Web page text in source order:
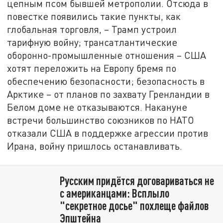
цепным псом бывшей метрополии. Отсюда в
повестке появились такие пункты, как
глобальная торговля, – Трамп устроил
тарифную войну; трансатлантические
оборонно-промышленные отношения – США
хотят переложить на Европу бремя по
обеспечению безопасности; безопасность в
Арктике – от планов по захвату Гренландии в
Белом доме не отказываются. Накануне
встречи большинство союзников по НАТО
отказали США в поддержке агрессии против
Ирана, войну пришлось останавливать.
Русским придётся договариваться не
с американцами: Всплыло
"секретное досье" похлеще файлов
Эпштейна